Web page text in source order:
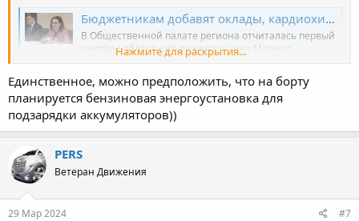
Бюджетникам добавят оклады, кардиохирургам - финансирование. О чем рассказала вице-премьер Алексеева в Общественной палате
В Общественной палате региона отчиталась первый
зампред областного правительства Марина
Алексеева. Доклад был объемным, насыщенным
положительными). Вопросов от членов ОП было
немного: они касались низких темпов роста зарплат
в регионе и острой потребности в финанс
Посмотреть вложение 9931
Нажмите для раскрытия...
Единственное, можно предположить, что на борту
планируется бензиновая энергоустановка для
подзарядки аккумуляторов))
PERS
Ветеран Движения
29 Мар 2024 #7